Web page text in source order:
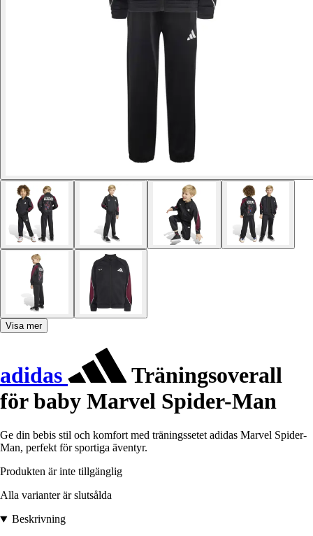
Visa mer
adidas
Träningsoverall
för baby Marvel Spider-Man
Ge din bebis stil och komfort med träningssetet adidas Marvel Spider-
Man, perfekt för sportiga äventyr.
Produkten är inte tillgänglig
Alla varianter är slutsålda
Beskrivning